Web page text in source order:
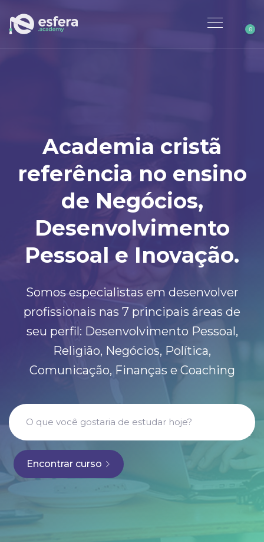
0
Academia cristã
referência no ensino
de Negócios,
Desenvolvimento
Pessoal e Inovação.
Somos especialistas em desenvolver
profissionais nas 7 principais áreas de
seu perfil: Desenvolvimento Pessoal,
Religião, Negócios, Política,
Comunicação, Finanças e Coaching
Encontrar curso